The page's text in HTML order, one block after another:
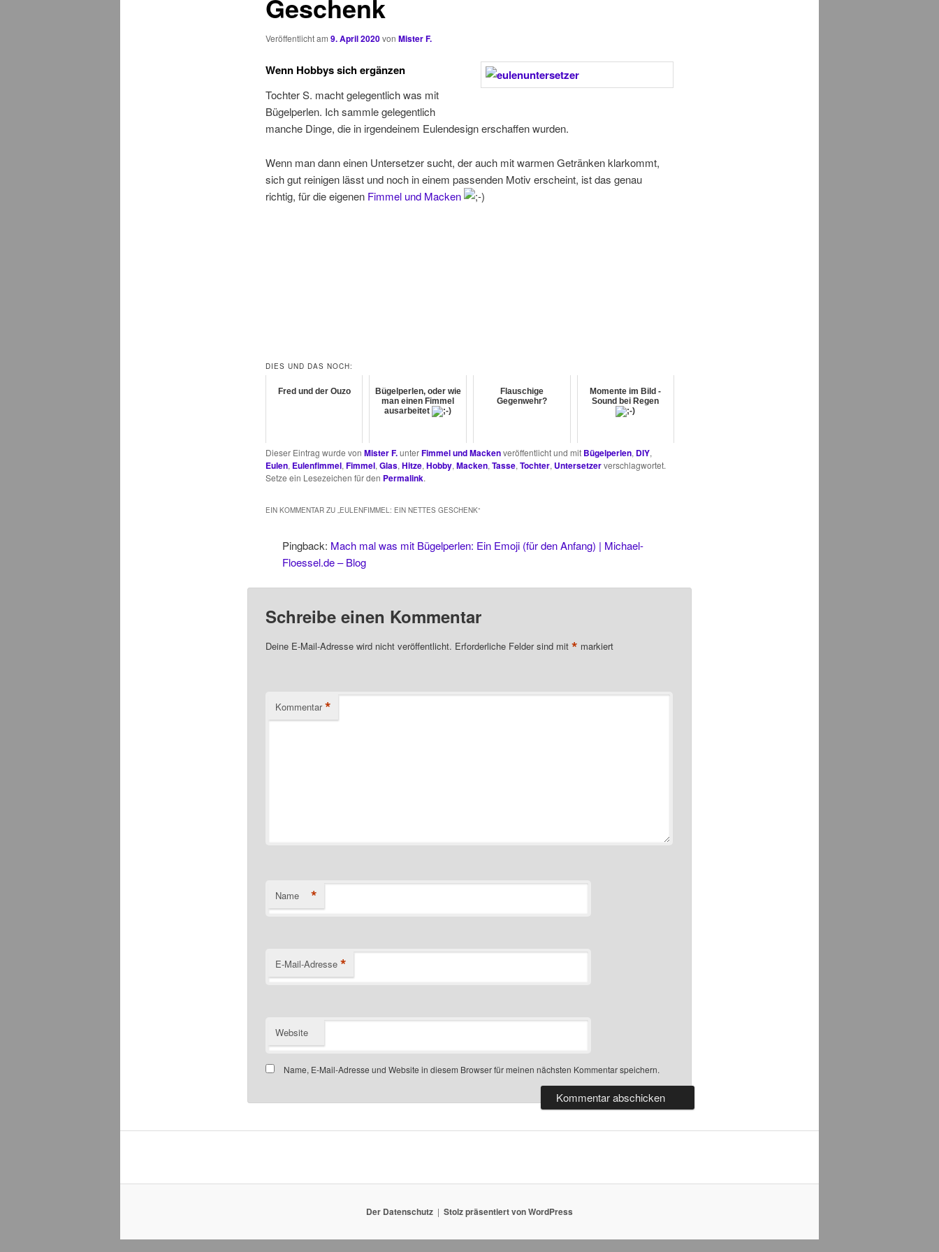
Geschenk
Veröffentlicht am 9. April 2020von Mister F.
Wenn Hobbys sich ergänzen
Tochter S. macht gelegentlich was mit
Bügelperlen. Ich sammle gelegentlich
manche Dinge, die in irgendeinem Eulendesign erschaffen wurden.
Wenn man dann einen Untersetzer sucht, der auch mit warmen Getränken klarkommt,
sich gut reinigen lässt und noch in einem passenden Motiv erscheint, ist das genau
richtig, für die eigenen Fimmel und Macken
DIES UND DAS NOCH:
Fred und der Ouzo
Bügelperlen, oder wie
man einen Fimmel
ausarbeitet
Flauschige
Gegenwehr?
Momente im Bild -
Sound bei Regen
Dieser Eintrag wurde von Mister F.unterFimmel und Mackenveröffentlicht und mit Bügelperlen, DIY,
Eulen, Eulenfimmel, Fimmel, Glas, Hitze, Hobby, Macken, Tasse, Tochter, Untersetzerverschlagwortet.
Setze ein Lesezeichen für den Permalink.
EIN KOMMENTAR ZU „EULENFIMMEL: EIN NETTES GESCHENK“
Pingback: Mach mal was mit Bügelperlen: Ein Emoji (für den Anfang) | Michael-
Floessel.de – Blog
Schreibe einen Kommentar
Deine E-Mail-Adresse wird nicht veröffentlicht. Erforderliche Felder sind mit * markiert
Kommentar *
Name *
E-Mail-Adresse *
Website
Name, E-Mail-Adresse und Website in diesem Browser für meinen nächsten Kommentar speichern.
Der Datenschutz Stolz präsentiert von WordPress